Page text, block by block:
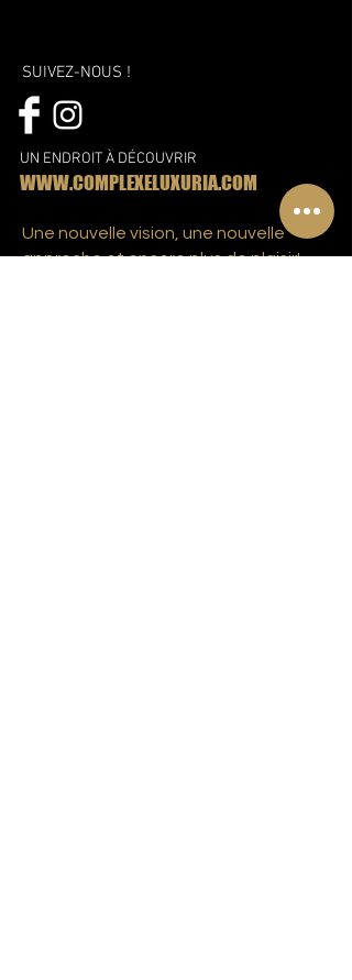
SUIVEZ-NOUS !
UN ENDROIT À DÉCOUVRIR
WWW.COMPLEXELUXURIA.COM
Une nouvelle vision, une nouvelle
approche et encore plus de plaisir!